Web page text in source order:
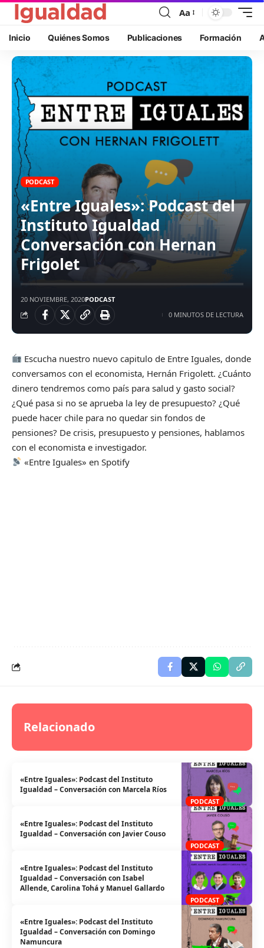
Aa
Inicio Quiénes Somos Publicaciones Formación
PODCAST
«Entre Iguales»: Podcast del
Instituto Igualdad
Conversación con Hernan
Frigolet
20 NOVIEMBRE, 2020PODCAST
0 MINUTOS DE LECTURA
Escucha nuestro nuevo capitulo de Entre Iguales, donde
conversamos con el economista, Hernán Frigolett. ¿Cuánto
dinero tendremos como país para salud y gasto social?
¿Qué pasa si no se aprueba la ley de presupuesto? ¿Qué
puede hacer chile para no quedar sin fondos de
pensiones? De crisis, presupuesto y pensiones, hablamos
con el economista e investigador.
«Entre Iguales» en Spotify
Relacionado
PODCAST
«Entre Iguales»: Podcast del Instituto
Igualdad – Conversación con Marcela Ríos
PODCAST
«Entre Iguales»: Podcast del Instituto
Igualdad – Conversación con Javier Couso
PODCAST
«Entre Iguales»: Podcast del Instituto
Igualdad – Conversación con Isabel
Allende, Carolina Tohá y Manuel Gallardo
«Entre Iguales»: Podcast del Instituto
Igualdad – Conversación con Domingo
Namuncura